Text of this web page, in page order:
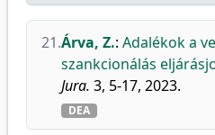
21.Árva, Z.: Adalékok a
szankcionálás
Jura. 3, 5-17, 2023.
DEA